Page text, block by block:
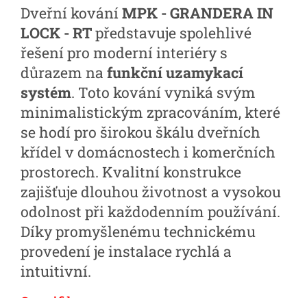
Dveřní kováníMPK - GRANDERA IN
LOCK - RTpředstavuje spolehlivé
řešení pro moderní interiéry s
důrazem na funkční uzamykací
systém. Toto kování vyniká svým
minimalistickým zpracováním, které
se hodí pro širokou škálu dveřních
křídel v domácnostech i komerčních
prostorech. Kvalitní konstrukce
zajišťuje dlouhou životnost a vysokou
odolnost při každodenním používání.
Díky promyšlenému technickému
provedení je instalace rychlá a
intuitivní.